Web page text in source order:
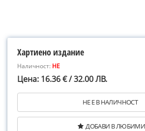
Хартиено издание
Наличност: НЕ
Цена: 16.36 € / 32.00 ЛВ.
НЕ Е В НАЛИЧНОСТ
ДОБАВИ В ЛЮБИМИ